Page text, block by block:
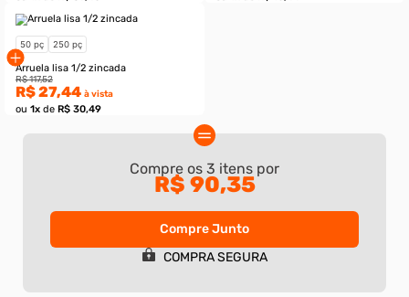
Parafuso allen com cabeça aço liga
Compre os 3 itens por
R$ 90,35
Compre Junto
COMPRA SEGURA